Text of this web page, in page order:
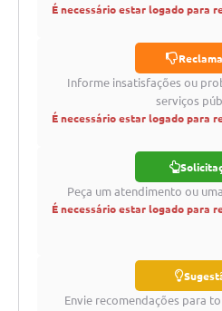
É necessário estar logado para
Informe insatisfações ou
serviços
É necessário estar logado para
Peça um atendimento ou
É necessário estar logado para
Envie recomendações para